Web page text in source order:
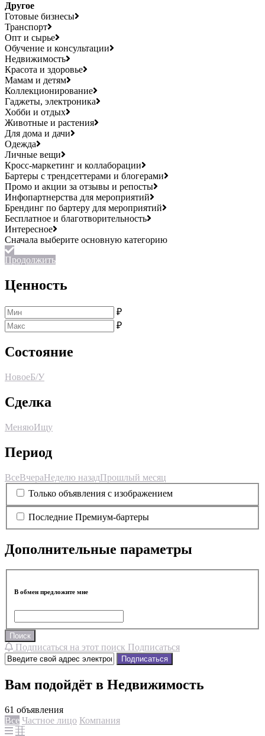
Другое
Готовые бизнесы
Транспорт
Опт и сырье
Обучение и консультации
Недвижимость
Красота и здоровье
Мамам и детям
Коллекционирование
Гаджеты, электроника
Хобби и отдых
Животные и растения
Для дома и дачи
Одежда
Личные вещи
Кросс-маркетинг и коллаборации
Бартеры с трендсеттерами и блогерами
Промо и акции за отзывы и репосты
Инфопартнерства для мероприятий
Брендинг по бартеру для мероприятий
Бесплатное и благотворительность
Интересное
Продолжить
Ценность
₽
₽
Состояние
НовоеБ/У
Сделка
МеняюИщу
Период
ВсеВчераНеделю назадПрошлый месяц
Только объявления с изображением
Последние Премиум-бартеры
Дополнительные параметры
В обмен предложите мне
Поиск
Подписаться на этот поиск Подписаться
Подписаться
Вам подойдёт в Недвижимость
61 объявления
Все Частное лицо Компания